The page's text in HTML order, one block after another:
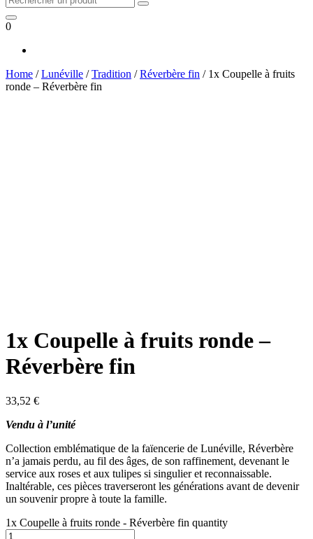
0
Home /Lunéville /Tradition /Réverbère fin / 1x Coupelle à fruits
ronde – Réverbère fin
1x Coupelle à fruits ronde –
Réverbère fin
33,52 €
Vendu à l’unité
Collection emblématique de la faïencerie de Lunéville, Réverbère
n’a jamais perdu, au fil des âges, de son raffinement, devenant le
service aux roses et aux tulipes si singulier et reconnaissable.
Inaltérable, ces pièces traverseront les générations avant de devenir
un souvenir propre à toute la famille.
1x Coupelle à fruits ronde - Réverbère fin quantity